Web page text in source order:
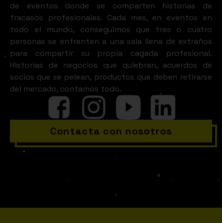
de eventos donde se comparten historias de
fracasos profesionales. Cada mes, en eventos en
todo el mundo, conseguimos que tres o cuatro
personas se enfrenten a una sala llena de extraños
para compartir su propia cagada profesional.
Historias de negocios que quiebran, acuerdos de
socios que se pelean, productos que deben retirarse
del mercado, contamos todo.
Contacta con nosotros